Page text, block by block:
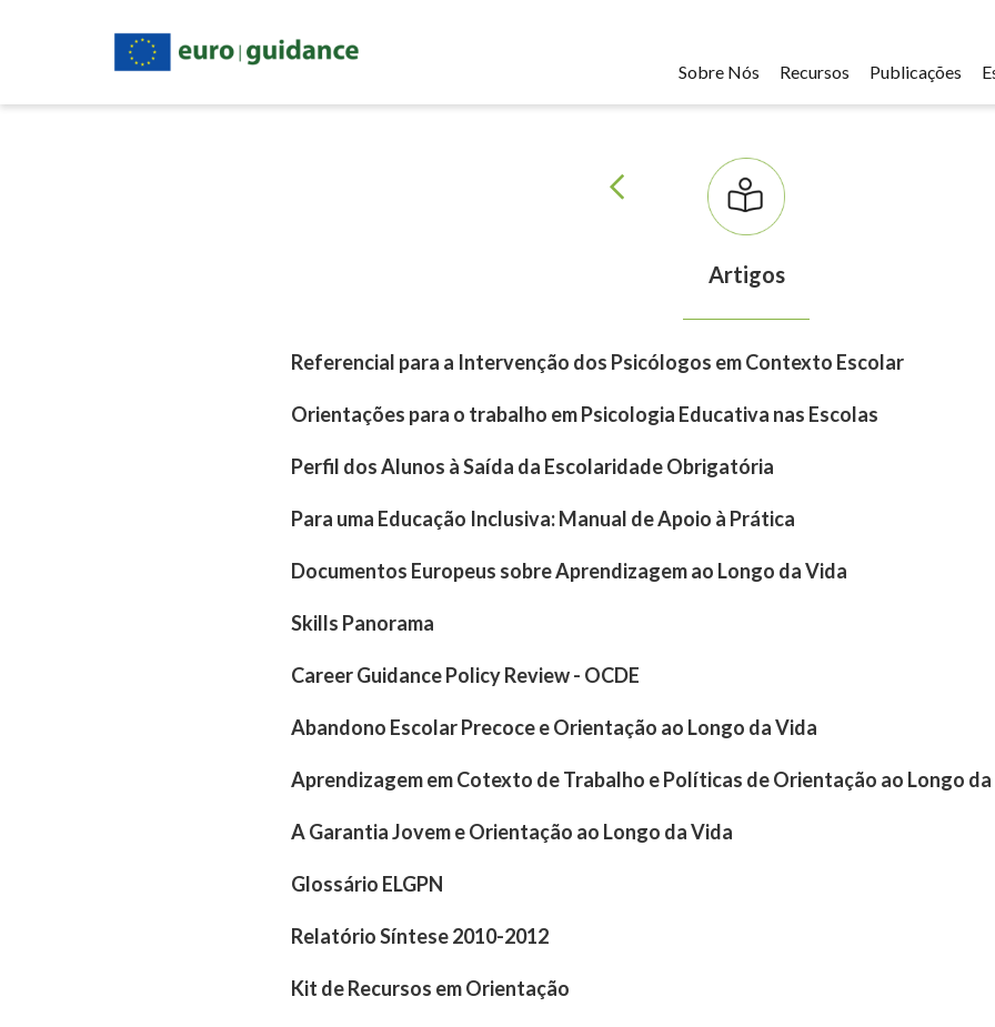
navigation
Sobre Nós
Recursos Publicações
Artigos
Referencial para a Intervenção dos Psicólogos em Contexto Escolar
Orientações para o trabalho em Psicologia Educativa nas Escolas
Perfil dos Alunos à Saída da Escolaridade Obrigatória
Para uma Educação Inclusiva: Manual de Apoio à Prática
Documentos Europeus sobre Aprendizagem ao Longo da Vida
Skills Panorama
Career Guidance Policy Review - OCDE
Abandono Escolar Precoce e Orientação ao Longo da Vida
Aprendizagem em Cotexto de Trabalho e Políticas de Orientação ao Longo
A Garantia Jovem e Orientação ao Longo da Vida
Glossário ELGPN
Relatório Síntese 2010-2012
Kit de Recursos em Orientação